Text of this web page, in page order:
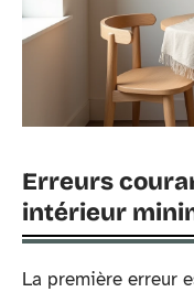
Erreurs
intérieur
La première erreur